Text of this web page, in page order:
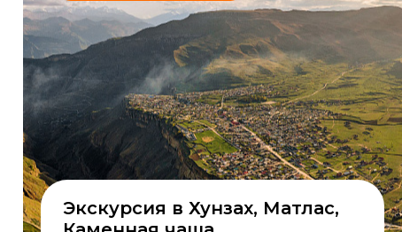
Экскурсия в Хунзах, Матлас,